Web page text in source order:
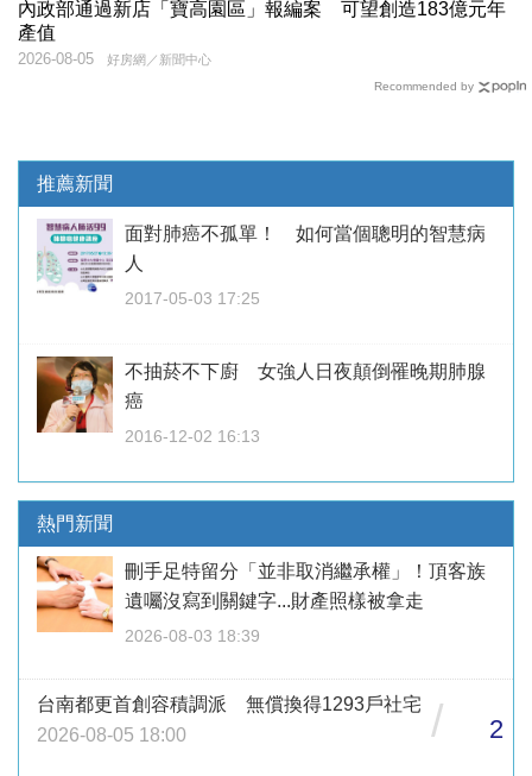
內政部通過新店「寶高園區」報編案 可望創造183億元年
產值
好房網／新聞中心
2026-08-05
Recommended by
推薦新聞
面對肺癌不孤單！ 如何當個聰明的智慧病
人
2017-05-03 17:25
不抽菸不下廚 女強人日夜顛倒罹晚期肺腺
癌
2016-12-02 16:13
熱門新聞
刪手足特留分「並非取消繼承權」！頂客族
遺囑沒寫到關鍵字...財產照樣被拿走
2026-08-03 18:39
台南都更首創容積調派 無償換得1293戶社宅
2026-08-05 18:00
/ 2